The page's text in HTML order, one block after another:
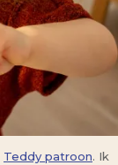
Teddy patroon. Ik